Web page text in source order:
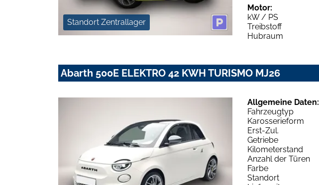
Standort Zentrallager
Motor:
kW / PS
Treibstoff
Hubraum
Abarth 500E ELEKTRO 42 KWH TURISMO MJ26
Allgemeine Daten:
Fahrzeugtyp
Karosserieform
Erst-Zul.
Getriebe
Kilometerstand
Anzahl der Türen
Farbe
Standort